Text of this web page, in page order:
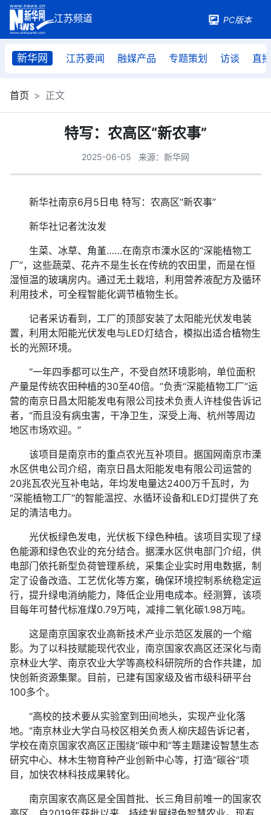
PC版本
新华网 江苏要闻 融媒产品 专题策划 访谈 直播
首页 正文
特写：农高区“新农事”
2025-06-05 来源：新华网
新华社南京6月5日电 特写：农高区“新农事”
新华社记者沈汝发
生菜、冰草、角堇……在南京市溧水区的“深能植物工
厂”，这些蔬菜、花卉不是生长在传统的农田里，而是在恒
湿恒温的玻璃房内。通过无土栽培，利用营养液配方及循环
利用技术，可全程智能化调节植物生长。
记者采访看到，工厂的顶部安装了太阳能光伏发电装
置，利用太阳能光伏发电与LED灯结合，模拟出适合植物生
长的光照环境。
“一年四季都可以生产，不受自然环境影响，单位面积
产量是传统农田种植的30至40倍。”负责“深能植物工厂”运
营的南京日昌太阳能发电有限公司技术负责人许桂俊告诉记
者，“而且没有病虫害，干净卫生，深受上海、杭州等周边
地区市场欢迎。”
该项目是南京市的重点农光互补项目。据国网南京市溧
水区供电公司介绍，南京日昌太阳能发电有限公司运营的
20兆瓦农光互补电站，年均发电量达2400万千瓦时，为
“深能植物工厂”的智能温控、水循环设备和LED灯提供了充
足的清洁电力。
光伏板绿色发电，光伏板下绿色种植。该项目实现了绿
色能源和绿色农业的充分结合。据溧水区供电部门介绍，供
电部门依托新型负荷管理系统，采集企业实时用电数据，制
定了设备改造、工艺优化等方案，确保环境控制系统稳定运
行，提升绿电消纳能力，降低企业用电成本。经测算，该项
目每年可替代标准煤0.79万吨，减排二氧化碳1.98万吨。
这是南京国家农业高新技术产业示范区发展的一个缩
影。为了以科技赋能现代农业，南京国家农高区还深化与南
京林业大学、南京农业大学等高校科研院所的合作共建，加
快创新资源集聚。目前，已建有国家级及省市级科研平台
100多个。
“高校的技术要从实验室到田间地头，实现产业化落
地。”南京林业大学白马校区相关负责人柳庆超告诉记者，
学校在南京国家农高区正围绕“碳中和”等主题建设智慧生态
研究中心、林木生物育种产业创新中心等，打造“碳谷”项
目，加快农林科技成果转化。
南京国家农高区是全国首批、长三角目前唯一的国家农